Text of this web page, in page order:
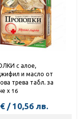
с алое,
и масло от
трева табл. за
х 16
€ / 10,56 лв.